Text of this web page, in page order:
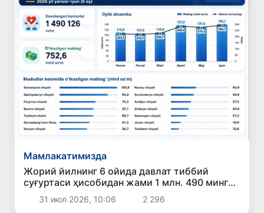
Мамлакатимизда
Жорий йилнинг 6 ойида давлат тиббий
суғуртаси ҳисобидан жами 1 млн. 490 минг
126 нафар бемор даволанди
31 июл 2026, 10:06 2 296